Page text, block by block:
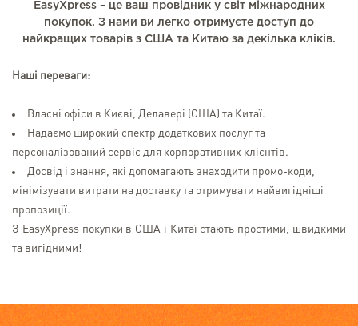
EasyXpress – це ваш провідник у світ міжнародних
покупок. З нами ви легко отримуєте доступ до
найкращих товарів з США та Китаю за декілька кліків.
Наші переваги:
Власні офіси в Києві, Делавері (США) та Китаї.
Надаємо широкий спектр додаткових послуг та
персоналізований сервіс для корпоративних клієнтів.
Досвід і знання, які допомагають знаходити промо-коди,
мінімізувати витрати на доставку та отримувати найвигідніші
пропозиції.
З EasyXpress покупки в США і Китаї стають простими, швидкими
та вигідними!